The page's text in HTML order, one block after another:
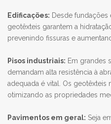
Edificações: Desde fundações
geotêxteis garantem a
prevenindo fissuras e
Pisos industriais: Em grandes
demandam alta resistência à
adequada é vital. Os geotêxteis
otimizando as propriedades
Pavimentos em geral: Seja